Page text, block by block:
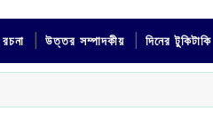
উত্তর সম্পাদকীয় দিনের টুকিটাকি